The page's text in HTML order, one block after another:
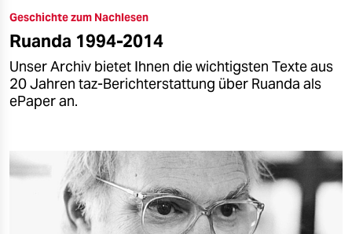
Geschichte zum Nachlesen
Ruanda 1994-2014
Unser Archiv bietet Ihnen die wichtigsten Texte aus
20 Jahren taz-Berichterstattung über Ruanda als
ePaper an.